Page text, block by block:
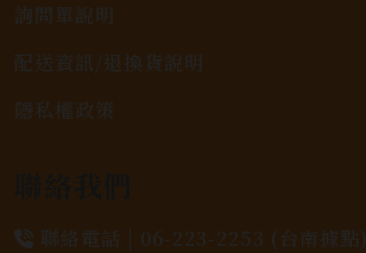
詢問單說明
配送資訊/退換貨說明
隱私權政策
聯絡電話 | 06-223-2253 (台南據點)